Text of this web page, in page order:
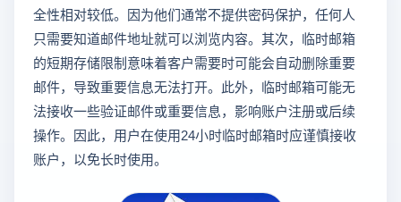
全性相对较低。因为他们通常不提供密码保护，任何人
只需要知道邮件地址就可以浏览内容。其次，临时邮箱
的短期存储限制意味着客户需要时可能会自动删除重要
邮件，导致重要信息无法打开。此外，临时邮箱可能无
法接收一些验证邮件或重要信息，影响账户注册或后续
操作。因此，用户在使用24小时临时邮箱时应谨慎接收
账户，以免长时使用。